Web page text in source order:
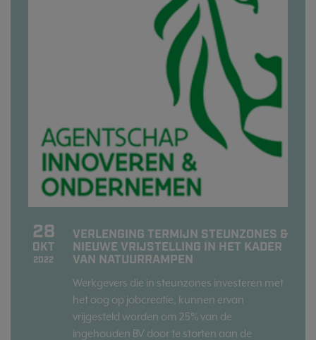
28
OKT
2022
VERLENGING TERMIJN STEUNZONES &
NIEUWE VRIJSTELLING IN HET KADER
VAN NATUURRAMPEN
Werkgevers die in steunzones investeren met
het oog op jobcreatie, kunnen ervan
vrijgesteld worden om 25% van de
ingehouden BV door te storten aan de